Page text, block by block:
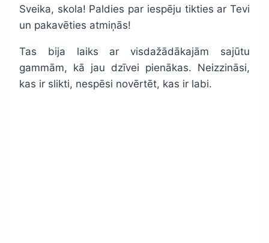
Sveika, skola! Paldies par iespēju tikties ar Tevi
un pakavēties atmiņās!
Tas bija laiks ar visdažādākajām sajūtu
gammām, kā jau dzīvei pienākas. Neizzināsi,
kas ir slikti, nespēsi novērtēt, kas ir labi.